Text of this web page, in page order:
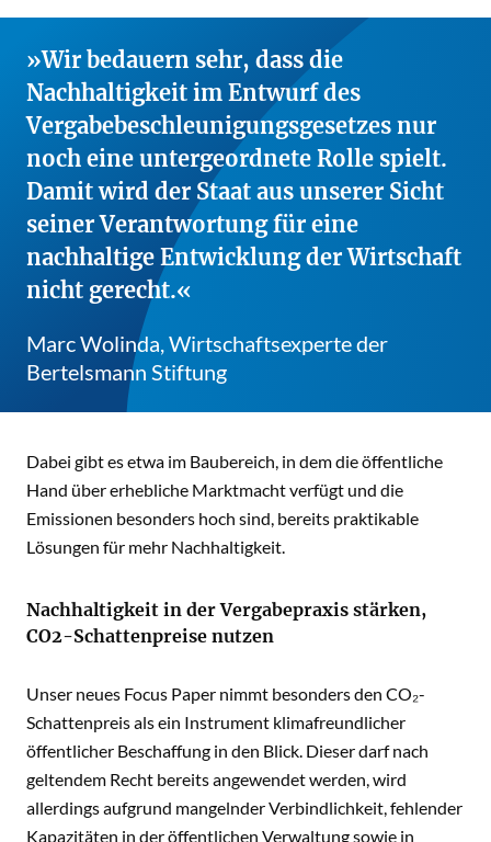
Wir bedauern sehr, dass die
Nachhaltigkeit im Entwurf des
Vergabebeschleunigungsgesetzes nur
noch eine untergeordnete Rolle spielt.
Damit wird der Staat aus unserer Sicht
seiner Verantwortung für eine
nachhaltige Entwicklung der Wirtschaft
nicht gerecht.
Marc Wolinda, Wirtschaftsexperte der
Bertelsmann Stiftung
Dabei gibt es etwa im Baubereich, in dem die öffentliche
Hand über erhebliche Marktmacht verfügt und die
Emissionen besonders hoch sind, bereits praktikable
Lösungen für mehr Nachhaltigkeit.
Nachhaltigkeit in der Vergabepraxis stärken,
CO2-Schattenpreise nutzen
Unser neues Focus Paper nimmt besonders den CO₂-
Schattenpreis als ein Instrument klimafreundlicher
öffentlicher Beschaffung in den Blick. Dieser darf nach
geltendem Recht bereits angewendet werden, wird
allerdings aufgrund mangelnder Verbindlichkeit, fehlender
Kapazitäten in der öffentlichen Verwaltung sowie in